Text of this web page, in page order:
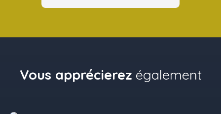
Vous apprécierez également